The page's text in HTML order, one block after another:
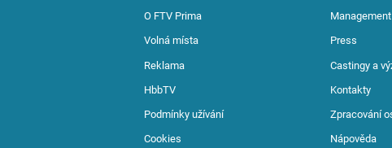
O FTV Prima Management
Volná místa Press
Reklama Castingy a
HbbTV Kontakty
Podmínky užívání Zpracování
Cookies Nápověda